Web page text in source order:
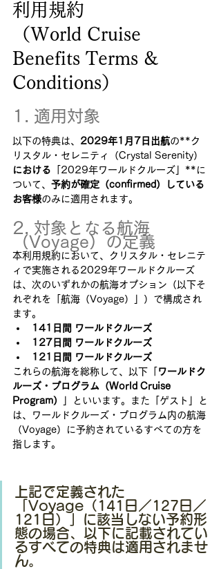
利用規約
（World Cruise
Benefits Terms &
Conditions）
1. 適用対象
以下の特典は、 2029年1月7日出航の**ク
リスタル・セレニティ（Crystal Serenity）
における 「2029年ワールドクルーズ」**に
ついて、 予約が確定（confirmed）している
お客様のみに適用されます。
2. 対象となる航海
（Voyage）の定義
本利用規約において、クリスタル・セレニテ
ィで実施される2029年ワールドクルーズ
は、次のいずれかの航海オプション（以下そ
れぞれを「航海（Voyage）」）で構成され
ます。
141日間 ワールドクルーズ
127日間 ワールドクルーズ
121日間 ワールドクルーズ
これらの航海を総称して、以下「
ワールドク
ルーズ・プログラム（World Cruise
Program）
」といいます。また「ゲスト」と
は、ワールドクルーズ・プログラム内の航海
（Voyage）に予約されているすべての方を
指します。
上記で定義された
「Voyage（141日／127日／
121日）」に該当しない予約形
態の場合、以下に記載されてい
るすべての特典は適用されませ
ん。